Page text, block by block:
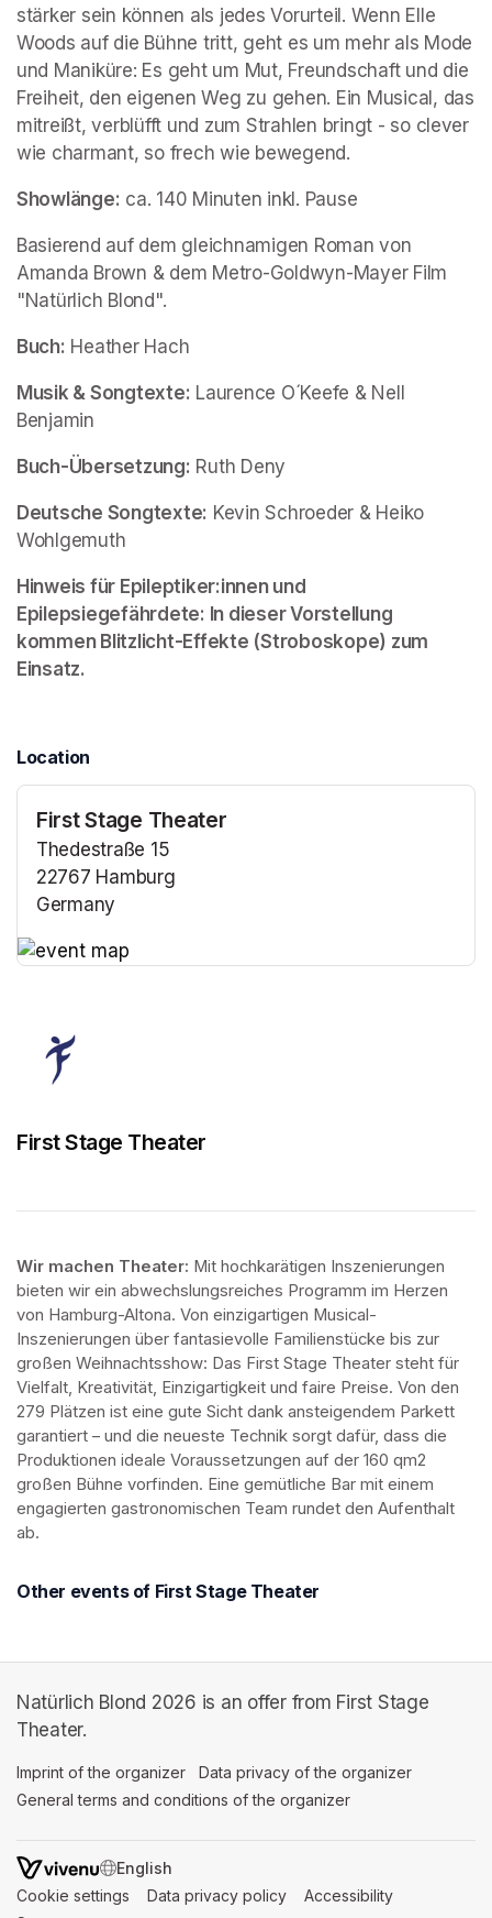
stärker sein können als jedes Vorurteil. Wenn Elle
Woods auf die Bühne tritt, geht es um mehr als Mode
und Maniküre: Es geht um Mut, Freundschaft und die
Freiheit, den eigenen Weg zu gehen. Ein Musical, das
mitreißt, verblüfft und zum Strahlen bringt - so clever
wie charmant, so frech wie bewegend.
Showlänge: ca. 140 Minuten inkl. Pause
Basierend auf dem gleichnamigen Roman von
Amanda Brown & dem Metro-Goldwyn-Mayer Film
"Natürlich Blond".
Buch: Heather Hach
Musik & Songtexte: Laurence O´Keefe & Nell
Benjamin
Buch-Übersetzung: Ruth Deny
Deutsche Songtexte: Kevin Schroeder & Heiko
Wohlgemuth
Hinweis für Epileptiker:innen und
Epilepsiegefährdete: In dieser Vorstellung
kommen Blitzlicht-Effekte (Stroboskope) zum
Einsatz.
Location
First Stage Theater
Thedestraße 15
22767 Hamburg
Germany
First Stage Theater
Wir machen Theater: Mit hochkarätigen Inszenierungen
bieten wir ein abwechslungsreiches Programm im Herzen
von Hamburg-Altona. Von einzigartigen Musical-
Inszenierungen über fantasievolle Familienstücke bis zur
großen Weihnachtsshow: Das First Stage Theater steht für
Vielfalt, Kreativität, Einzigartigkeit und faire Preise. Von den
279 Plätzen ist eine gute Sicht dank ansteigendem Parkett
garantiert – und die neueste Technik sorgt dafür, dass die
Produktionen ideale Voraussetzungen auf der 160 qm2
großen Bühne vorfinden. Eine gemütliche Bar mit einem
engagierten gastronomischen Team rundet den Aufenthalt
ab.
Other events of First Stage Theater
Natürlich Blond 2026 is an offer from First Stage
Theater.
Imprint of the organizer (opens in a new tab)
Data privacy of the organizer
General terms and conditions of the organizer
SWITCH LANGUAGE
Cookie settings (opens in a new tab)
Data privacy policy (opens in a new tab)
Accessibility